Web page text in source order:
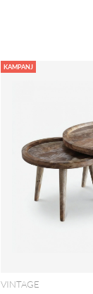
KAMPANJ
VINTAGE